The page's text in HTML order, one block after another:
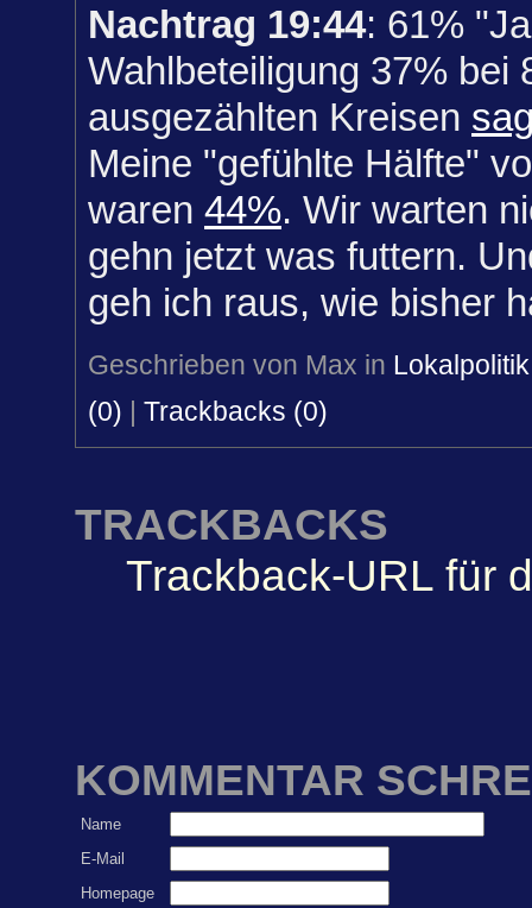
Nachtrag 19:44: 61%
Wahlbeteiligung 37% bei
ausgezählten Kreisen
Meine "gefühlte Hälfte"
waren 44%. Wir warten
gehn jetzt was futtern.
geh ich raus, wie bisher
Geschrieben von Max in Lokalpolitik
(0) | Trackbacks (0)
TRACKBACKS
Trackback-URL für
KOMMENTAR
Name
E-Mail
Homepage